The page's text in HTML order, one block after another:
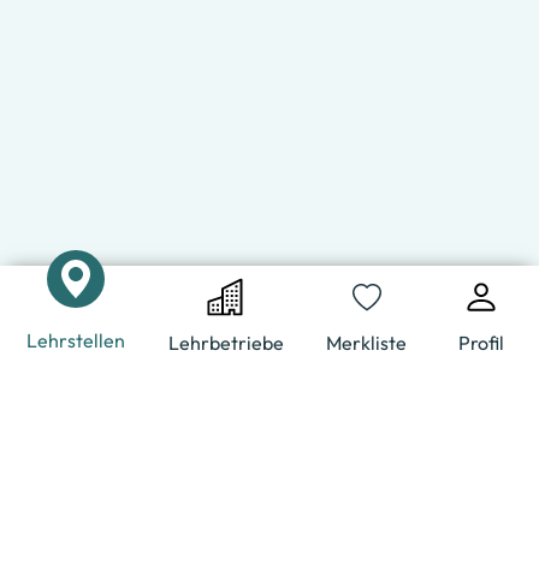
Lehrstellen Lehrbetriebe Merkliste Profil